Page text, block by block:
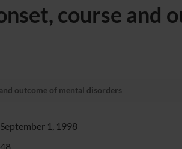
course and
outcome of mental disorders
September 1, 1998
48